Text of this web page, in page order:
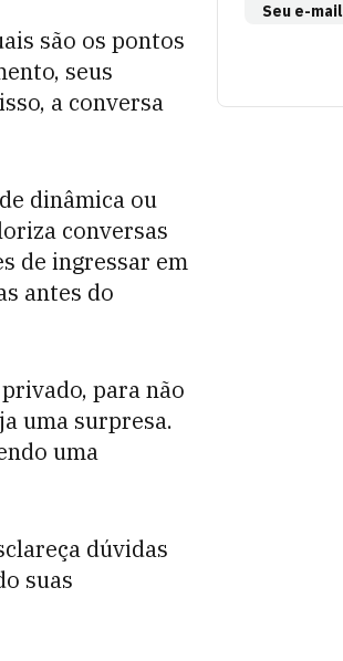
são os pontos
seus
a conversa
dinâmica ou
conversas
de ingressar em
antes do
para não
uma surpresa.
uma
dúvidas
suas
Seu e-mail